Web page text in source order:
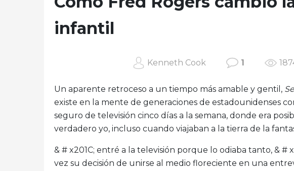
infantil
Kenneth Cook 1
Un aparente retroceso a un tiempo más amable y gentil,
existe en la mente de generaciones de estadounidenses
seguro de televisión cinco días a la semana, donde era
verdadero yo, incluso cuando viajaban a la tierra de la
& # x201C; entré a la televisión porque lo odiaba tanto, & #
vez su decisión de unirse al medio floreciente en una